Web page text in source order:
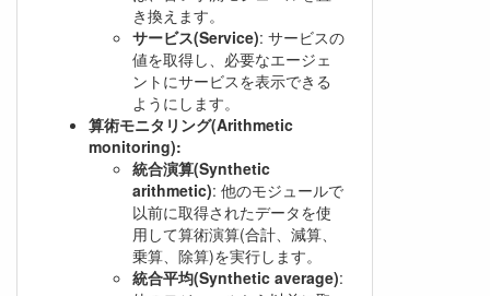
き換えます。
サービス(Service): サービスの
値を取得し、必要なエージェ
ントにサービスを表示できる
ようにします。
算術モニタリング(Arithmetic
monitoring):
統合演算(Synthetic
arithmetic): 他のモジュールで
以前に取得されたデータを使
用して算術演算(合計、減算、
乗算、除算)を実行します。
統合平均(Synthetic average):